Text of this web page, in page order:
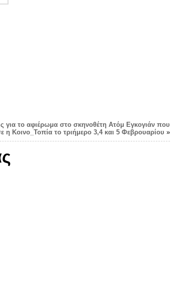
για το αφιέρωμα στο σκηνοθέτη Ατόμ Εγκογιάν που
η Κοινο_Τοπία το τριήμερο 3,4 και 5 Φεβρουαρίου »